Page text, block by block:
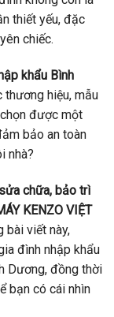
thiết yếu, đặc
chiếc.
khẩu Bình
hiệu, mẫu
được một
bảo an toàn
nhà?
chữa, bảo trì
KENZO VIỆT
bài viết này,
đình nhập khẩu
Dương, đồng thời
bạn có cái nhìn